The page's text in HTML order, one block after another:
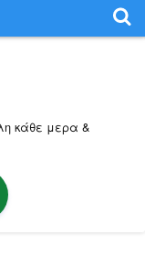
κάθε μερα &